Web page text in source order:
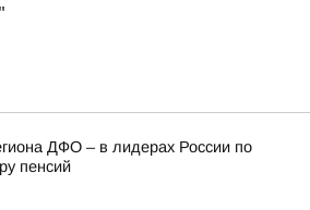
ДФО – в лидерах России по
пенсий